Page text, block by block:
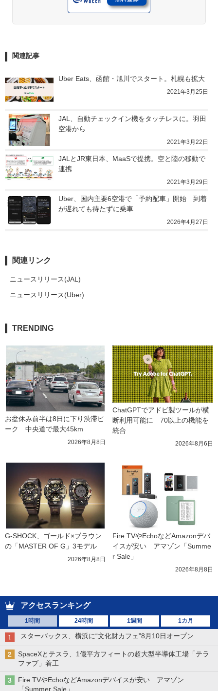
関連記事
Uber Eats、函館・旭川でスタート。札幌も拡大
2021年3月25日
JAL、自動チェックイン機をタッチレスに。羽田
空港から
2021年3月22日
JALとJR東日本、MaaSで提携。空と陸の移動で
連携
2021年3月29日
Uber、国内主要6空港で「予約配車」開始　到着
が遅れても待たずに乗車
2026年4月27日
関連リンク
ニュースリリース(JAL)
ニュースリリース(Uber)
TRENDING
お盆休み前半は8日に下り渋滞ピ
ーク　中央道で最大45km
2026年8月8日
ChatGPTでアドビ製ツールが横
断利用可能に　70以上の機能を
統合
2026年8月6日
G-SHOCK、ゴールド×ブラウン
の「MASTER OF G」3モデル
2026年8月8日
Fire TVやEchoなどAmazonデバ
イスが安い　アマゾン「Summe
r Sale」
2026年8月8日
アクセスランキング
1時間 24時間 1週間 1カ月
スターバックス、横浜に“文化財カフェ”8月10日オープン
SpaceXとテスラ、1億平方フィートの超大型半導体工場「テラ
ファブ」着工
Fire TVやEchoなどAmazonデバイスが安い アマゾン
「Summer Sale」